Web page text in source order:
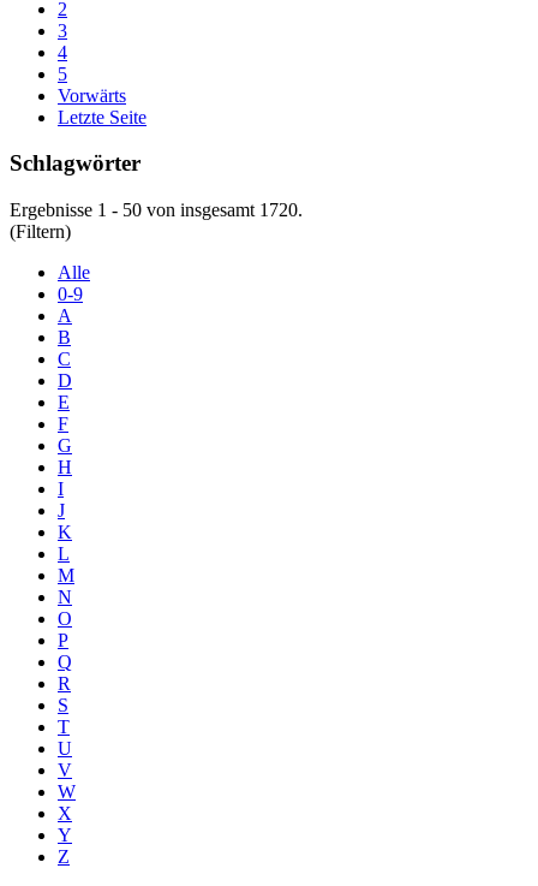
2
3
4
5
Vorwärts
Letzte Seite
Schlagwörter
Ergebnisse 1 - 50 von insgesamt 1720.
(Filtern)
Alle
0-9
A
B
C
D
E
F
G
H
I
J
K
L
M
N
O
P
Q
R
S
T
U
V
W
X
Y
Z